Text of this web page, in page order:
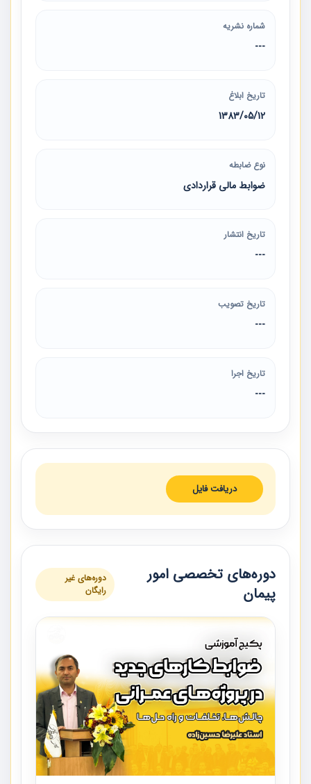
شماره نشریه
---
تاریخ ابلاغ
1383/05/12
نوع ضابطه
ضوابط مالی قراردادی
تاریخ انتشار
---
تاریخ تصویب
---
تاریخ اجرا
---
دریافت فایل
دوره‌های تخصصی امور
پیمان
دوره‌های غیر
رایگان